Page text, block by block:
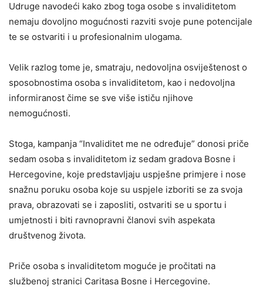
Udruge navodeći kako zbog toga osobe s invaliditetom
nemaju dovoljno mogućnosti razviti svoje pune potencijale
te se ostvariti i u profesionalnim ulogama.
Velik razlog tome je, smatraju, nedovoljna osviještenost o
sposobnostima osoba s invaliditetom, kao i nedovoljna
informiranost čime se sve više ističu njihove
nemogućnosti.
Stoga, kampanja “Invaliditet me ne određuje” donosi priče
sedam osoba s invaliditetom iz sedam gradova Bosne i
Hercegovine, koje predstavljaju uspješne primjere i nose
snažnu poruku osoba koje su uspjele izboriti se za svoja
prava, obrazovati se i zaposliti, ostvariti se u sportu i
umjetnosti i biti ravnopravni članovi svih aspekata
društvenog života.
Priče osoba s invaliditetom moguće je pročitati na
službenoj stranici Caritasa Bosne i Hercegovine.